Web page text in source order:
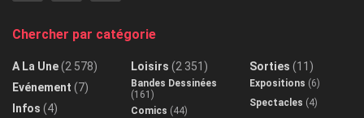
Chercher par catégorie
A La Une(2 578)
Evénement (7)
Infos (4)
Loisirs (2 351)
Bandes Dessinées
(161)
Comics (44)
Sorties (11)
Expositions (6)
Spectacles (4)